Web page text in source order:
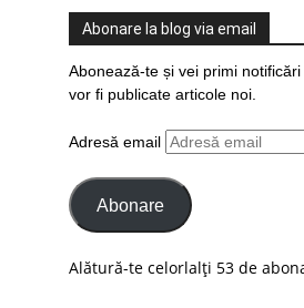
Abonare la blog via email
Abonează-te și vei primi
vor fi publicate articole noi.
Adresă email
Abonare
Alătură-te celorlalți 53 de